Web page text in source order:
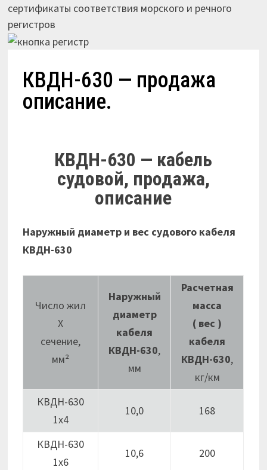
сертификаты соответствия морского и речного
регистров
КВДН-630 — продажа
описание.
КВДН-630 — кабель
судовой, продажа,
описание
Наружный диаметр и вес судового кабеля
КВДН-630
Число жил
Х
сечение,
мм²
Наружный
диаметр
кабеля
КВДН-630,
мм
Расчетная
масса
( вес )
кабеля
КВДН-630,
кг/км
КВДН-630
1х4
10,0 168
КВДН-630
1х6
10,6 200